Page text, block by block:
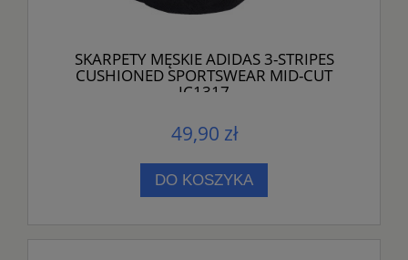
SKARPETY MĘSKIE ADIDAS 3-STRIPES
CUSHIONED SPORTSWEAR MID-CUT
IC1317
49,90 zł
DO KOSZYKA